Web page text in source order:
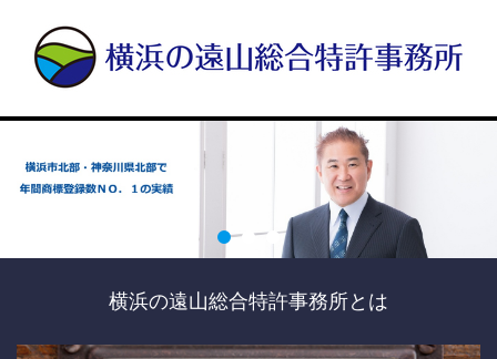
横浜の遠山総合特許事務所とは